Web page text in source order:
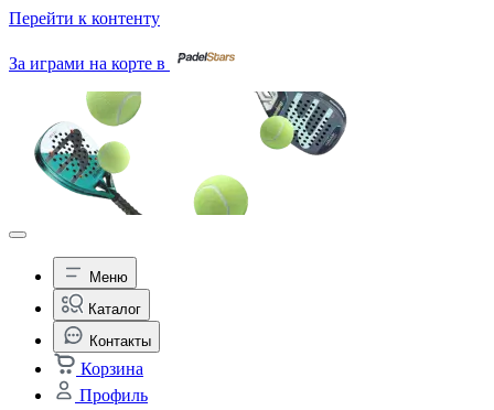
Перейти к контенту
За играми на корте в
Меню
Каталог
Контакты
Корзина
Профиль